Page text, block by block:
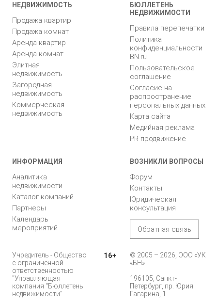
НЕДВИЖИМОСТЬ
Продажа квартир
Продажа комнат
Аренда квартир
Аренда комнат
Элитная
недвижимость
Загородная
недвижимость
Коммерческая
недвижимость
БЮЛЛЕТЕНЬ
НЕДВИЖИМОСТИ
Правила перепечатки
Политика
конфиденциальности
BN.ru
Пользовательское
соглашение
Согласие на
распространение
персональных данных
Карта сайта
Медийная реклама
PR продвижение
ИНФОРМАЦИЯ
Аналитика
недвижимости
Каталог компаний
Партнеры
Календарь
мероприятий
ВОЗНИКЛИ ВОПРОСЫ
Форум
Контакты
Юридическая
консультация
Обратная связь
Учредитель - Общество
с ограниченной
ответственностью
"Управляющая
компания "Бюллетень
недвижимости"
16+
© 2005 – 2026, ООО «УК
«БН»
196105, Санкт-
Петербург, пр. Юрия
Гагарина, 1